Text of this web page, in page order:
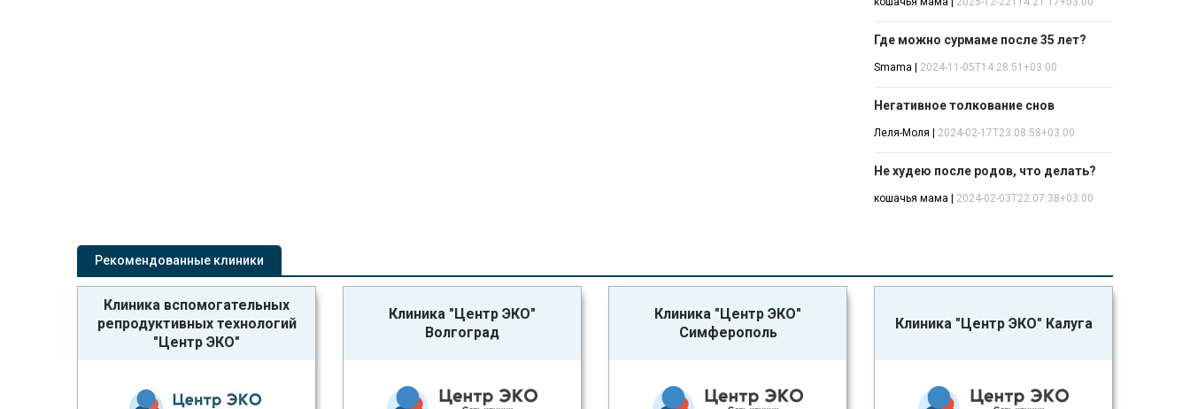
Где можно сурмаме после 35 лет?
Smama 2024-11-05T14:28:51+03:00
Негативное толкование снов
Леля-Моля 2024-02-17T23:08:58+03:00
Не худею после родов, что делать?
кошачья мама 2024-02-03T22:07:38+03:00
Рекомендованные клиники
Клиника вспомогательных
репродуктивных технологий
"Центр ЭКО"
Клиника "Центр ЭКО"
Волгоград
Клиника "Центр ЭКО"
Симферополь
Клиника "Центр ЭКО" Калуга